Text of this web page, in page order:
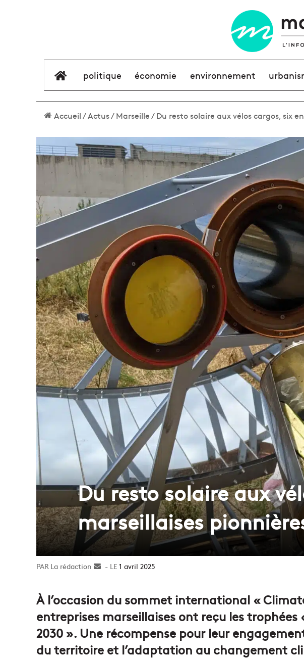
élément de menu
politique économie environnement
Accueil/Actus/Marseille/Du resto solaire aux vélos cargos, six
Du resto solaire aux
marseillaises
La rédaction
Envoyer1 avril 2025
À l’occasion du sommet international «
entreprises marseillaises ont reçu les trophées
2030 ». Une récompense pour leur
du territoire et l’adaptation au changement